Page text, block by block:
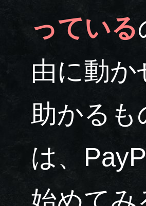
っている
由に動
助かるも
は、
始めてみ